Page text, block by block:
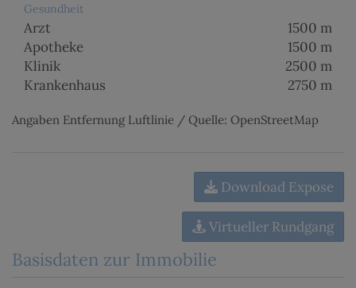
Gesundheit
Arzt
1500 m
Apotheke
1500 m
Klinik
2500 m
Krankenhaus
2750 m
Angaben Entfernung Luftlinie / Quelle: OpenStreetMap
Download Expose
Virtueller Rundgang
Basisdaten zur Immobilie